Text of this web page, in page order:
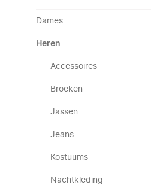
Dames
Heren
Accessoires
Broeken
Jassen
Jeans
Kostuums
Nachtkleding